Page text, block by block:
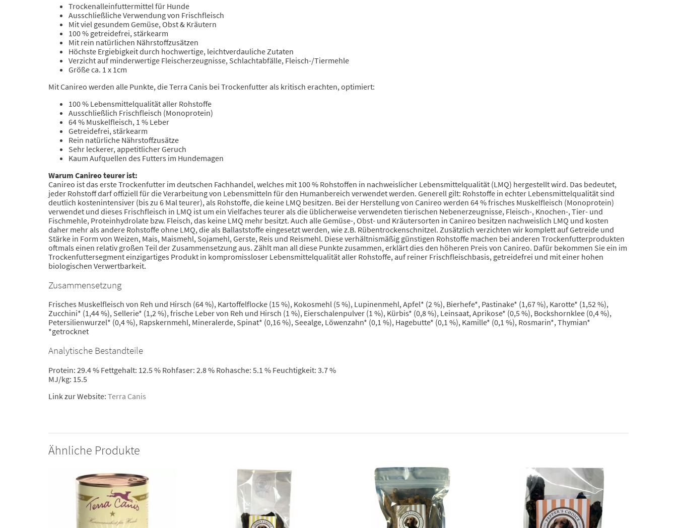
Trockenalleinfuttermittel für Hunde
Ausschließliche Verwendung von Frischfleisch
Mit viel gesundem Gemüse, Obst & Kräutern
100 % getreidefrei, stärkearm
Mit rein natürlichen Nährstoffzusätzen
Höchste Ergiebigkeit durch hochwertige, leichtverdauliche Zutaten
Verzicht auf minderwertige Fleischerzeugnisse, Schlachtabfälle, Fleisch-/Tiermehle
Größe ca. 1 x 1cm
Mit Canireo werden alle Punkte, die Terra Canis bei Trockenfutter als kritisch erachten, optimiert:
100 % Lebensmittelqualität aller Rohstoffe
Ausschließlich Frischfleisch (Monoprotein)
64 % Muskelfleisch, 1 % Leber
Getreidefrei, stärkearm
Rein natürliche Nährstoffzusätze
Sehr leckerer, appetitlicher Geruch
Kaum Aufquellen des Futters im Hundemagen
Warum Canireo teurer ist:
Canireo ist das erste Trockenfutter im deutschen Fachhandel, welches mit 100 % Rohstoffen in nachweislicher Lebensmittelqualität (LMQ) hergestellt wird. Das bedeutet,
jeder Rohstoff darf offiziell für die Verarbeitung von Lebensmitteln für den Humanbereich verwendet werden. Generell gilt: Rohstoffe in echter Lebensmittelqualität sind
deutlich kostenintensiver (bis zu 6 Mal teurer), als Rohstoffe, die keine LMQ besitzen. Bei der Herstellung von Canireo werden 64 % frisches Muskelfleisch (Monoprotein)
verwendet und dieses Frischfleisch in LMQ ist um ein Vielfaches teurer als die üblicherweise verwendeten tierischen Nebenerzeugnisse, Fleisch-, Knochen-, Tier- und
Fischmehle, Proteinhydrolate bzw. Fleisch, das keine LMQ mehr besitzt. Auch alle Gemüse-, Obst- und Kräutersorten in Canireo besitzen nachweislich LMQ und kosten
daher mehr als andere Rohstoffe ohne LMQ, die als Ballaststoffe eingesetzt werden, wie z.B. Rübentrockenschnitzel. Zusätzlich verzichten wir komplett auf Getreide und
Stärke in Form von Weizen, Mais, Maismehl, Sojamehl, Gerste, Reis und Reismehl. Diese verhältnismäßig günstigen Rohstoffe machen bei anderen Trockenfutterprodukten
oftmals einen relativ großen Teil der Zusammensetzung aus. Zählt man all diese Punkte zusammen, erklärt dies den höheren Preis von Canireo. Dafür bekommen Sie ein im
Trockenfuttersegment einzigartiges Produkt in kompromissloser Lebensmittelqualität aller Rohstoffe, auf reiner Frischfleischbasis, getreidefrei und mit einer hohen
biologischen Verwertbarkeit.
Zusammensetzung
Frisches Muskelfleisch von Reh und Hirsch (64 %), Kartoffelflocke (15 %), Kokosmehl (5 %), Lupinenmehl, Apfel* (2 %), Bierhefe*, Pastinake* (1,67 %), Karotte* (1,52 %),
Zucchini* (1,44 %), Sellerie* (1,2 %), frische Leber von Reh und Hirsch (1 %), Eierschalenpulver (1 %), Kürbis* (0,8 %), Leinsaat, Aprikose* (0,5 %), Bockshornklee (0,4 %),
Petersilienwurzel* (0,4 %), Rapskernmehl, Mineralerde, Spinat* (0,16 %), Seealge, Löwenzahn* (0,1 %), Hagebutte* (0,1 %), Kamille* (0,1 %), Rosmarin*, Thymian*
*getrocknet
Analytische Bestandteile
Protein: 29.4 % Fettgehalt: 12.5 % Rohfaser: 2.8 % Rohasche: 5.1 % Feuchtigkeit: 3.7 %
MJ/kg: 15.5
Link zur Website: Terra Canis
Ähnliche Produkte